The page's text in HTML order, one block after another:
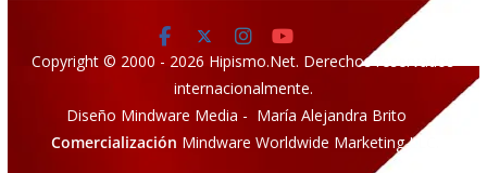
Copyright © 2000 - 2026 Hipismo.Net. Derechos reservados
internacionalmente.
Diseño Mindware Media - María Alejandra Brito
Comercialización Mindware Worldwide Marketing LLC.